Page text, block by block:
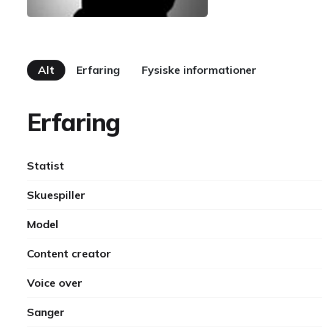
Alt Erfaring Fysiske informationer
Erfaring
Statist
Skuespiller
Model
Content creator
Voice over
Sanger